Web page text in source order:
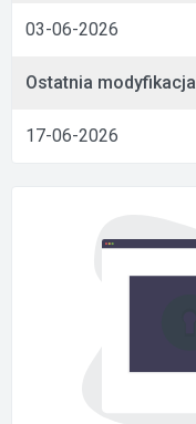
03-06-2026
Ostatnia modyfikacja
17-06-2026